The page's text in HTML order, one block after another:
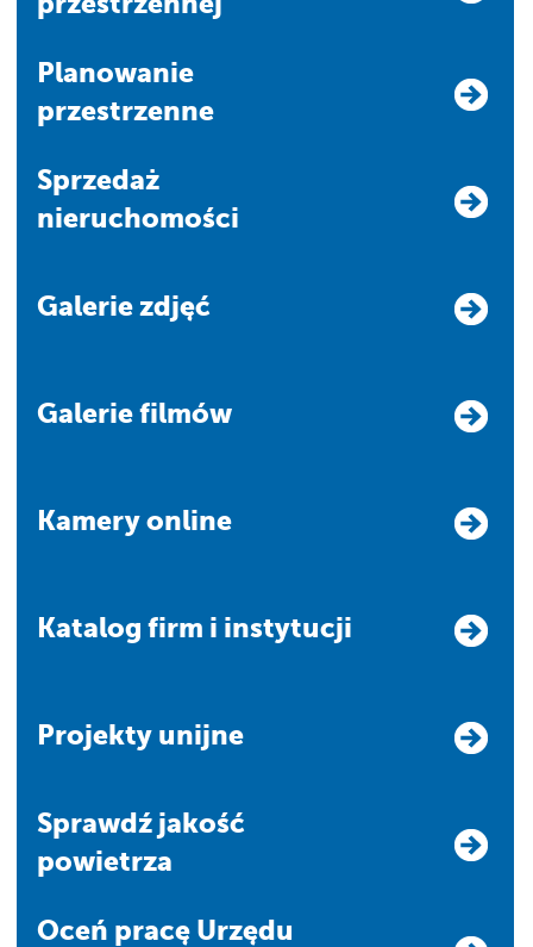
Planowanie
przestrzenne
Sprzedaż
nieruchomości
Galerie zdjęć
Galerie filmów
Kamery online
Katalog firm i instytucji
Projekty unijne
Sprawdź jakość
powietrza
Oceń pracę Urzędu